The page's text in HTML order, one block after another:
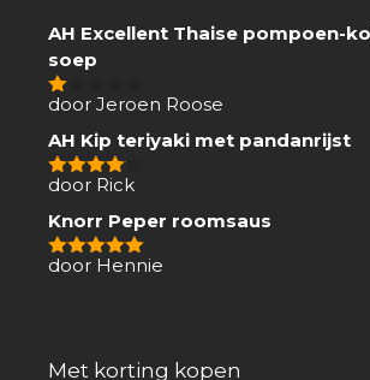
AH Excellent Thaise pompoen-
soep
1
5
door Jeroen Roose
AH Kip teriyaki met pandanrijst
4van 5
door Rick
Knorr Peper roomsaus
5van 5
door Hennie
Met korting kopen